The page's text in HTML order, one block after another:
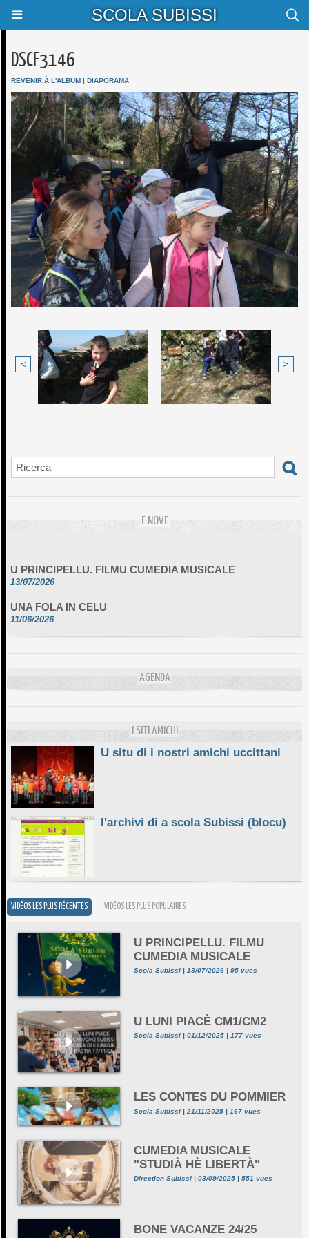
SCOLA SUBISSI
DSCF3146
REVENIR À L'ALBUM | DIAPORAMA
< >
E NOVE
13/07/2026
11/06/2026
DA SCIMULÌ
AGENDA
I SITI AMICHI
U situ di i nostri amichi uccittani
l'archivi di a scola Subissi (blocu)
VIDÉOS LES PLUS RÉCENTES VIDÉOS LES PLUS POPULAIRES
U PRINCIPELLU. FILMU
CUMEDIA MUSICALE
Scola Subissi | 13/07/2026 | 95 vues
U LUNI PIACÈ CM1/CM2
Scola Subissi | 01/12/2025 | 177 vues
LES CONTES DU POMMIER
Scola Subissi | 21/11/2025 | 167 vues
CUMEDIA MUSICALE
"STUDIÀ HÈ LIBERTÀ"
Direction Subissi | 03/09/2025 | 551 vues
BONE VACANZE 24/25